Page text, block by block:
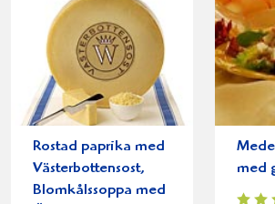
Rostad paprika med
Västerbottensost,
Blomkålssoppa med
med